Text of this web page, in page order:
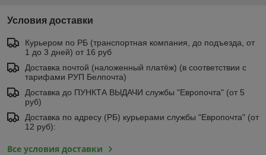
Условия доставки
Курьером по РБ (транспортная компания, до подъезда, от
1 до 3 дней) от 16 руб
Доставка почтой (наложенный платёж) (в соответствии с
тарифами РУП Белпочта)
Доставка до ПУНКТА ВЫДАЧИ службы "Европочта" (от 5
руб)
Доставка по адресу (РБ) курьерами службы "Европочта" (от
12 руб):
Все условия доставки